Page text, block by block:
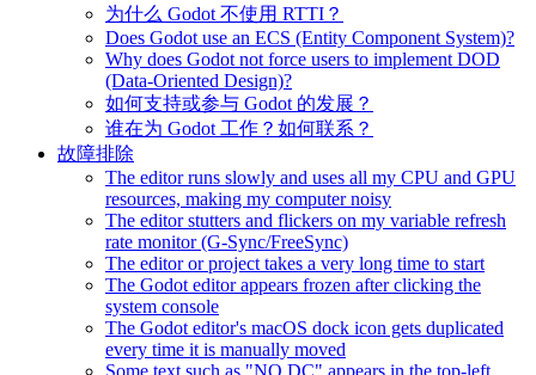
为什么 Godot 不使用 RTTI？
Does Godot use an ECS (Entity Component System)?
Why does Godot not force users to implement DOD
(Data-Oriented Design)?
如何支持或参与 Godot 的发展？
谁在为 Godot 工作？如何联系？
故障排除
The editor runs slowly and uses all my CPU and GPU
resources, making my computer noisy
The editor stutters and flickers on my variable refresh
rate monitor (G-Sync/FreeSync)
The editor or project takes a very long time to start
The Godot editor appears frozen after clicking the
system console
The Godot editor's macOS dock icon gets duplicated
every time it is manually moved
Some text such as "NO DC" appears in the top-left